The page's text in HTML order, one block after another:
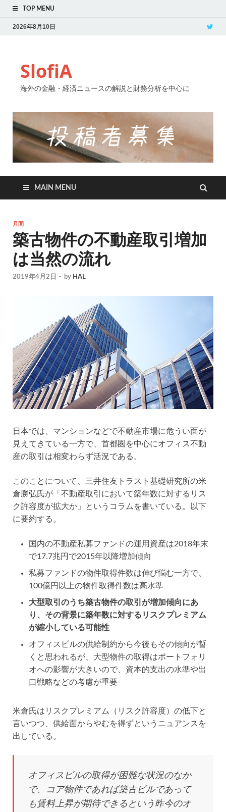
TOP MENU
2026年8月10日
SlofiA
海外の金融・経済ニュースの解説と財務分析を中心に
MAIN MENU
月間
築古物件の不動産取引増加
は当然の流れ
2019年4月2日 - by HAL
日本では、マンションなどで不動産市場に危うい面が
見えてきている一方で、首都圏を中心にオフィス不動
産の取引は相変わらず活況である。
このことについて、三井住友トラスト基礎研究所の米
倉勝弘氏が「不動産取引において築年数に対するリス
ク許容度が拡大か」というコラムを書いている。以下
に要約する。
国内の不動産私募ファンドの運用資産は2018年末
で17.7兆円で2015年以降増加傾向
私募ファンドの物件取得件数は伸び悩む一方で、
100億円以上の物件取得件数は高水準
大型取引のうち築古物件の取引が増加傾向にあ
り、その背景に築年数に対するリスクプレミアム
が縮小している可能性
オフィスビルの供給制約から今後もその傾向が暫
くと思われるが、大型物件の取得はポートフォリ
オへの影響が大きいので、資本的支出の水準や出
口戦略などの考慮が重要
米倉氏はリスクプレミアム（リスク許容度）の低下と
言いつつ、供給面からやむを得ずというニュアンスを
出している。
オフィスビルの取得が困難な状況のなか
で、コア物件であれば築古ビルであって
も賃料上昇が期待できるという昨今のオ